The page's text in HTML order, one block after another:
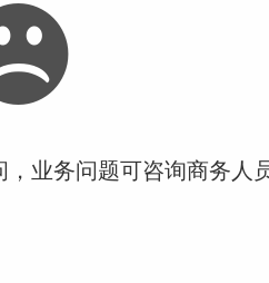
业务问题可咨询商务人